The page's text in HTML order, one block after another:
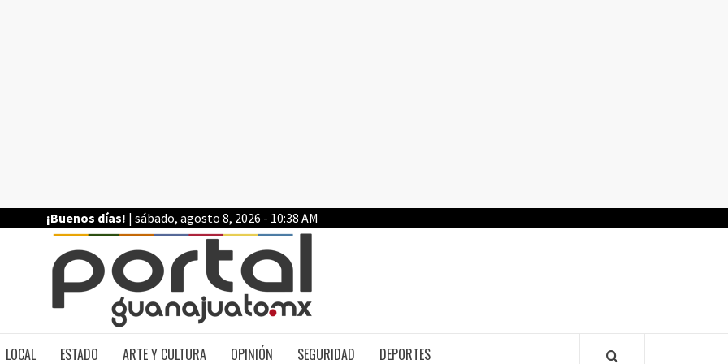
¡Buenos días! | sábado, agosto 8, 2026 - 10:38 AM
LOCAL ESTADO ARTE Y CULTURA OPINIÓN SEGURIDAD DEPORTES